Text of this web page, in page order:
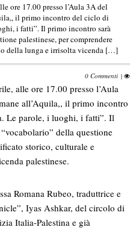
ore 17.00 presso l’Aula 3A del
il primo incontro del ciclo di
i fatti”. Il primo incontro sarà
palestinese, per comprendere
della lunga e irrisolta vicenda […]
0 Commenti |
alle ore 17.00 presso l’Aula
all’Aquila,, il primo incontro
Le parole, i luoghi, i fatti”. Il
della questione
storico, culturale e
palestinese.
Romana Rubeo, traduttrice e
Iyas Ashkar, del circolo di
Italia-Palestina e già